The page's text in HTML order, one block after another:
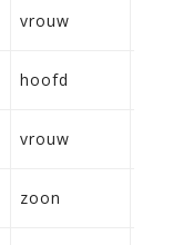
vrouw
hoofd
vrouw
zoon